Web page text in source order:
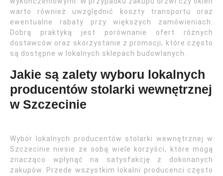
warto również uwzględnić koszty transportu oraz
ewentualne rabaty przy większych zamówieniach.
Dobrą praktyką jest porównanie ofert różnych
dostawców oraz skorzystanie z promocji, które często
są dostępne w lokalnych sklepach budowlanych.
Jakie są zalety wyboru lokalnych
producentów stolarki wewnętrznej
w Szczecinie
Wybór lokalnych producentów stolarki wewnętrznej w
Szczecinie niesie ze sobą wiele korzyści, które mogą
znacząco wpłynąć na satysfakcję z dokonanych
zakupów. Przede wszystkim lokalni producenci często